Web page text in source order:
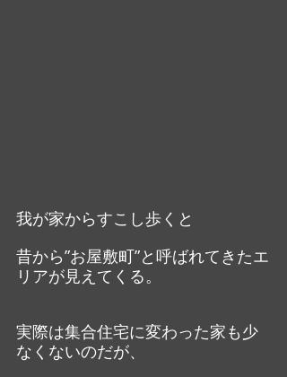
我が家からすこし歩くと
昔から”お屋敷町”と呼ばれてきたエ
リアが見えてくる。
実際は集合住宅に変わった家も少
なくないのだが、